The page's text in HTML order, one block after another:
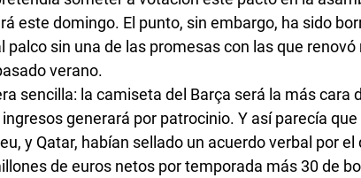
este domingo. El punto, sin embargo, ha sido
palco sin una de las promesas con las que
verano.
sencilla: la camiseta del Barça será la más cara
generará por patrocinio. Y así parecía
y Qatar, habían sellado un acuerdo verbal por el
de euros netos por temporada más 30 de